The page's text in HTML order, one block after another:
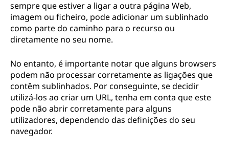
sempre que estiver a ligar a outra página Web,
imagem ou ficheiro, pode adicionar um sublinhado
como parte do caminho para o recurso ou
diretamente no seu nome.
No entanto, é importante notar que alguns browsers
podem não processar corretamente as ligações que
contêm sublinhados. Por conseguinte, se decidir
utilizá-los ao criar um URL, tenha em conta que este
pode não abrir corretamente para alguns
utilizadores, dependendo das definições do seu
navegador.